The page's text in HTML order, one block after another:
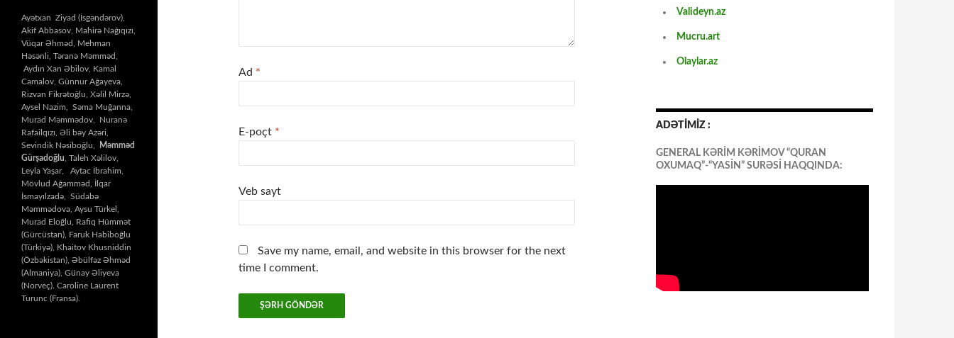
Ad *
E-poçt *
Veb sayt
Save my name, email, and website in this browser for the next
time I comment.
Valideyn.az
Mucru.art
Olaylar.az
ADƏTİMİZ :
GENERAL KƏRİM KƏRİMOV “QURAN
OXUMAQ”-“YASİN” SURƏSİ HAQQINDA:
Ayətxan Ziyad (İsgəndərov),
Akif Abbasov, Mahirə Nağıqızı,
Vüqar Əhməd, Mehman
Həsənli, Təranə Məmməd,
Aydın Xan Əbilov, Kamal
Camalov, Günnur Ağayeva,
Rizvan Fikrətoğlu, Xəlil Mirzə,
Aysel Nazim, Səma Muğanna,
Murad Məmmədov, Nuranə
Rafailqızı, Əli bəy Azəri,
Sevindik Nəsiboğlu,
Məmməd
Gürşadoğlu , Taleh Xəlilov,
Leyla Yaşar, Aytac İbrahim,
Mövlud Ağamməd, İlqar
İsmayılzadə, Südabə
Məmmədova, Aysu Türkel,
Murad Eloğlu, Rafiq Hümmət
(Gürcüstan), Faruk Habiboğlu
(Türkiyə), Khaitov Khusniddin
(Özbəkistan), Əbülfəz Əhməd
(Almaniya), Günay Əliyeva
(Norveç). Caroline Laurent
Turunc (Fransa).